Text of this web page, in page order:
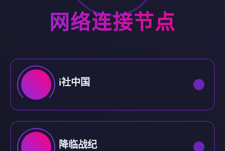
网络连接节点
i社中国
降临战纪